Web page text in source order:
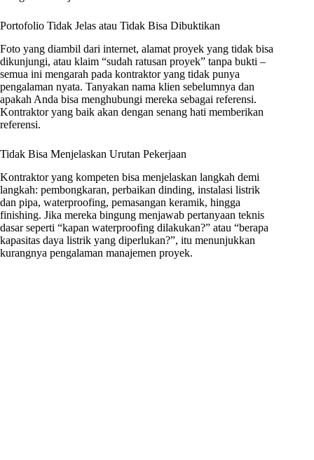
Portofolio Tidak Jelas atau Tidak Bisa Dibuktikan
Foto yang diambil dari internet, alamat proyek yang tidak bisa
dikunjungi, atau klaim “sudah ratusan proyek” tanpa bukti –
semua ini mengarah pada kontraktor yang tidak punya
pengalaman nyata. Tanyakan nama klien sebelumnya dan
apakah Anda bisa menghubungi mereka sebagai referensi.
Kontraktor yang baik akan dengan senang hati memberikan
referensi.
Tidak Bisa Menjelaskan Urutan Pekerjaan
Kontraktor yang kompeten bisa menjelaskan langkah demi
langkah: pembongkaran, perbaikan dinding, instalasi listrik
dan pipa, waterproofing, pemasangan keramik, hingga
finishing. Jika mereka bingung menjawab pertanyaan teknis
dasar seperti “kapan waterproofing dilakukan?” atau “berapa
kapasitas daya listrik yang diperlukan?”, itu menunjukkan
kurangnya pengalaman manajemen proyek.